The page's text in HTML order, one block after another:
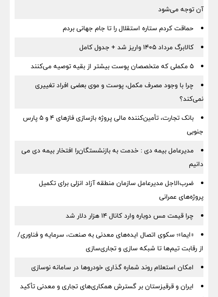
آن توجه می‌شود
حماقت کردم ستاره استقلال را تا جام جهانی بردم
کالابرگ مرداد ۱۴۰۵ واریز شد + جدول کامل
۵ مکملی که متخصصان پوست بیشتر از بقیه توصیه می‌کنند
چرا با وجود مصرف مکمل، پوست و موی بعضی افراد تغییری
نمی‌کند؟
بانک تجارت، تأمین‌کننده مالی پروژه بازسازی فازهای ۴ و ۵ پارس
جنوبی
مدیرعامل بیمه دی : خدمت به بازنشستگان‌را افتخار بیمه دی می
دانیم
ضرب‌الاجل مدیرعامل سازمان منطقه آزاد انزلی برای تكمیل
پروژه‌های عمرانی
چرا قیمت مس دوباره وارد کانال ۱۴ هزار دلار شد
«ایما»؛ سکوی اتصال ایده‌های معدنی به صنعت، سرمایه و فناوری/
از رقابت تیم‌ها تا شبکه سازی و تجاری‌سازی
امکان استعلام روند شماره گذاری خودروها در سامانه نوسازی
ایران و قرقیزستان بر گسترش همکاری‌های تجاری و معدنی تأکید